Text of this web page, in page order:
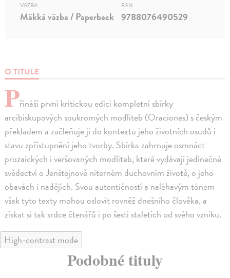
O TITULE
Přináší první kritickou edici kompletní sbírky
arcibiskupových soukromých modliteb (Oraciones) s českým
překladem a začleňuje ji do kontextu jeho životních osudů i
stavu zpřístupnění jeho tvorby. Sbírka zahrnuje osmnáct
prozaických i veršovaných modliteb, které vydávají jedinečné
svědectví o Jenštejnově niterném duchovním životě, o jeho
obavách i nadějích. Svou autentičností a naléhavým tónem
však tyto texty mohou oslovit rovněž dnešního člověka, a
získat si tak srdce čtenářů i po šesti staletích od svého vzniku.
VÄZBA
Mäkká väzba / Paperback
EAN
9788076490529
High-contrast mode
Podobné tituly